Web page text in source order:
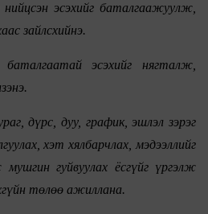
эсэхийг баталгаажуулж,
зайлсхийнэ.
эсэхийг нягталж,
дүрс, дуу, график, эшлэл зэрэг
хэт хялбарчлах, мэдээллийг
гуйвуулах ёсгүйг үргэлж
төлөө ажиллана.